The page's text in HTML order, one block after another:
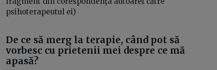
psihoterapeutul ei)
De ce să merg la terapie, când pot să
vorbesc cu prietenii mei despre ce mă
apasă?